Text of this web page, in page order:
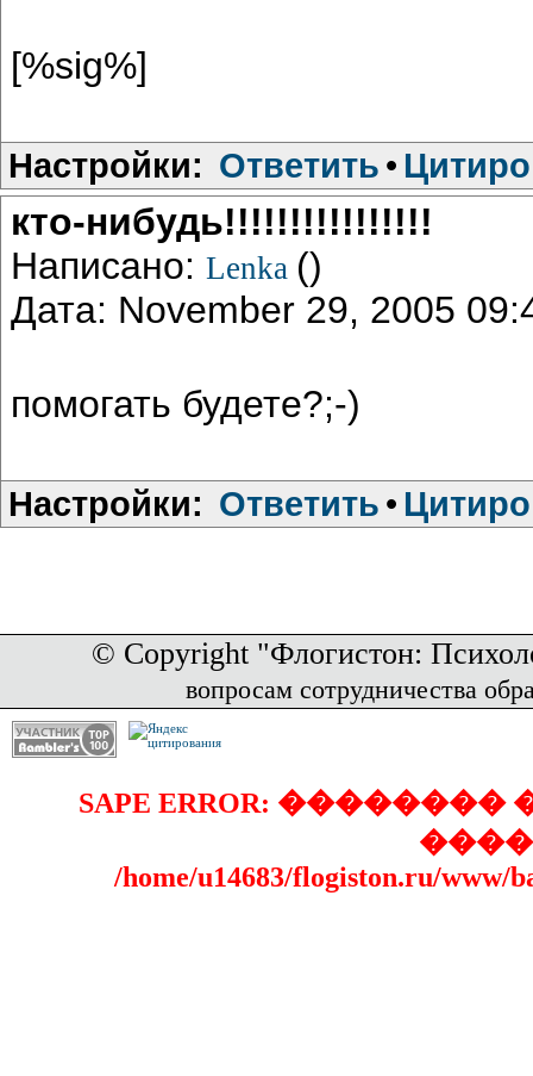
[%sig%]
Настройки: Ответить •
кто-нибудь!!!!!!!!!!!!!!!!
Написано: Lenka ()
Дата: November 29, 2005
помогать будете?;-)
Настройки: Ответить •
© Copyright "Флогистон:
вопросам сотрудничества
SAPE ERROR:
/home/u14683/flogiston.ru/www/